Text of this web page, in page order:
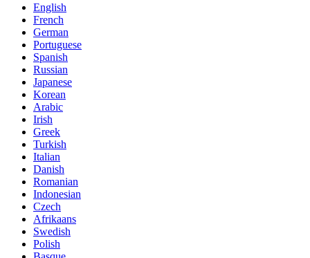
English
French
German
Portuguese
Spanish
Russian
Japanese
Korean
Arabic
Irish
Greek
Turkish
Italian
Danish
Romanian
Indonesian
Czech
Afrikaans
Swedish
Polish